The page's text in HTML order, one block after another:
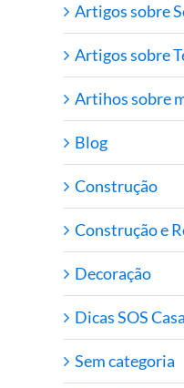
Artigos sobre
Artigos sobre
Artihos sobre
Blog
Construção
Construção e
Decoração
Dicas SOS
Sem categoria